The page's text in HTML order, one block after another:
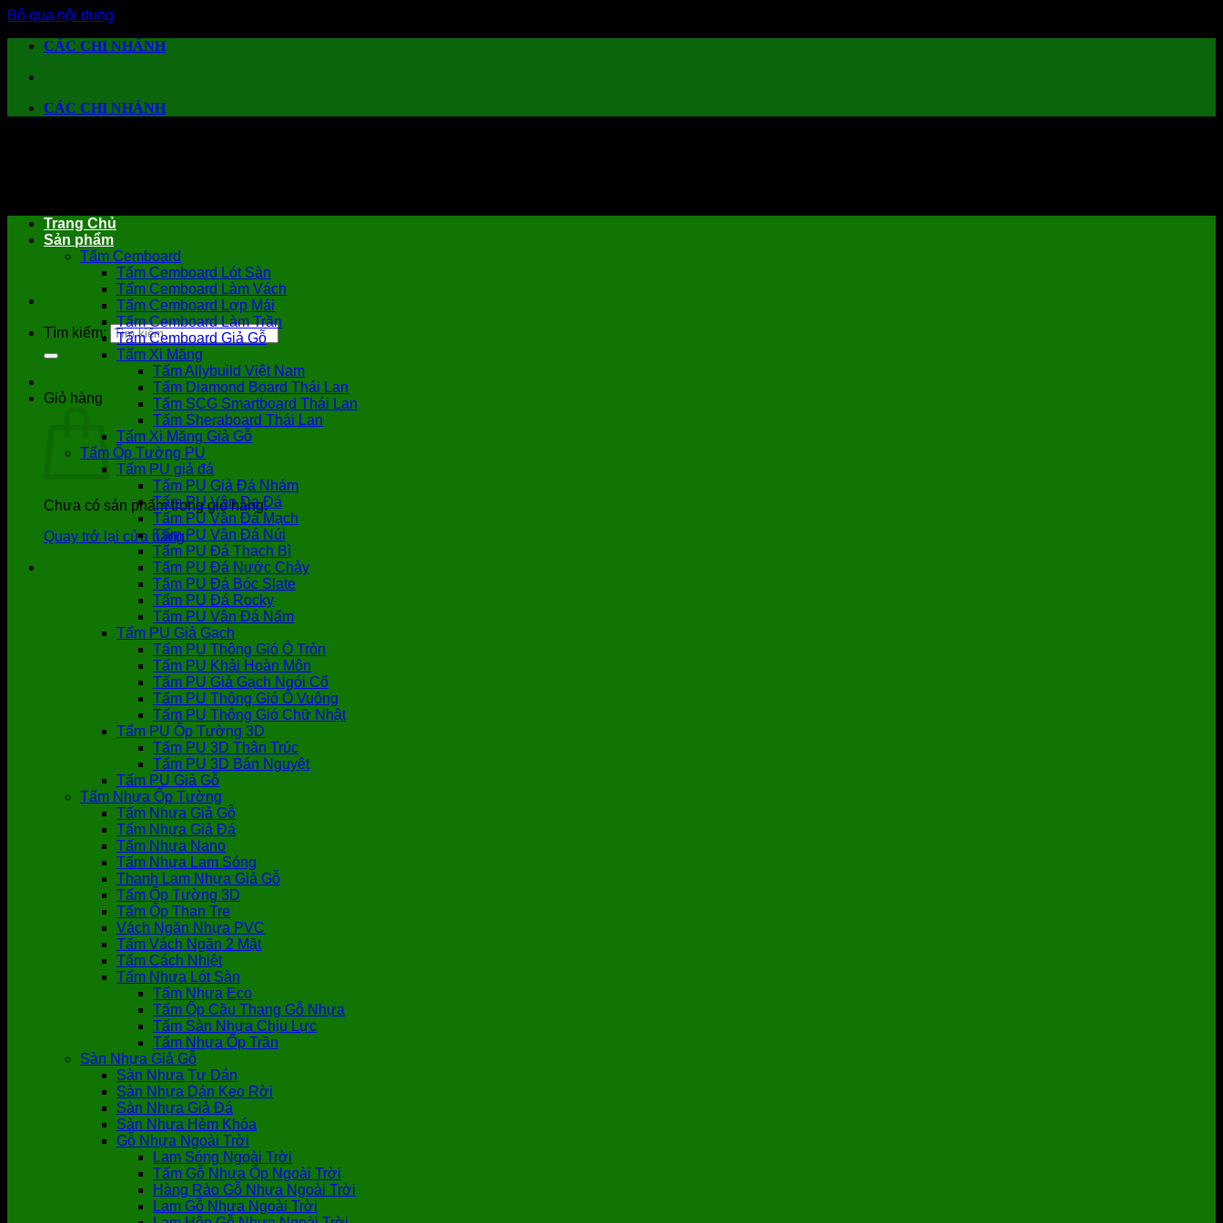
Bỏ qua nội dung
CÁC CHI NHÁNH
CÁC CHI NHÁNH
Tìm kiếm:
Giỏ hàng
Chưa có sản phẩm trong giỏ hàng.
Quay trở lại cửa hàng
Trang Chủ
Sản phẩm
Tấm Cemboard
Tấm Cemboard Lót Sàn
Tấm Cemboard Làm Vách
Tấm Cemboard Lợp Mái
Tấm Cemboard Làm Trần
Tấm Cemboard Giả Gỗ
Tấm Xi Măng
Tấm Allybuild Việt Nam
Tấm Diamond Board Thái Lan
Tấm SCG Smartboard Thái Lan
Tấm Sheraboard Thái Lan
Tấm Xi Măng Giả Gỗ
Tấm Ốp Tường PU
Tấm PU giả đá
Tấm PU Giả Đá Nhám
Tấm PU Vân Da Đá
Tấm PU Vân Đá Mạch
Tấm PU Vân Đá Núi
Tấm PU Đá Thạch Bì
Tấm PU Đá Nước Chảy
Tấm PU Đá Bóc Slate
Tấm PU Đá Rocky
Tấm PU Vân Đá Nấm
Tấm PU Giả Gạch
Tấm PU Thông Gió Ô Tròn
Tấm PU Khải Hoàn Môn
Tấm PU Giả Gạch Ngói Cổ
Tấm PU Thông Gió Ô Vuông
Tấm PU Thông Gió Chữ Nhật
Tấm PU Ốp Tường 3D
Tấm PU 3D Thân Trúc
Tấm PU 3D Bán Nguyệt
Tấm PU Giả Gỗ
Tấm Nhựa Ốp Tường
Tấm Nhựa Giả Gỗ
Tấm Nhựa Giả Đá
Tấm Nhựa Nano
Tấm Nhựa Lam Sóng
Thanh Lam Nhựa Giả Gỗ
Tấm Ốp Tường 3D
Tấm Ốp Than Tre
Vách Ngăn Nhựa PVC
Tấm Vách Ngăn 2 Mặt
Tấm Cách Nhiệt
Tấm Nhựa Lót Sàn
Tấm Nhựa Eco
Tấm Ốp Cầu Thang Gỗ Nhựa
Tấm Sàn Nhựa Chịu Lực
Tấm Nhựa Ốp Trần
Sàn Nhựa Giả Gỗ
Sàn Nhựa Tự Dán
Sàn Nhựa Dán Keo Rời
Sàn Nhựa Giả Đá
Sàn Nhựa Hèm Khóa
Gỗ Nhựa Ngoài Trời
Lam Sóng Ngoài Trời
Tấm Gỗ Nhựa Ốp Ngoài Trời
Hàng Rào Gỗ Nhựa Ngoài Trời
Lam Gỗ Nhựa Ngoài Trời